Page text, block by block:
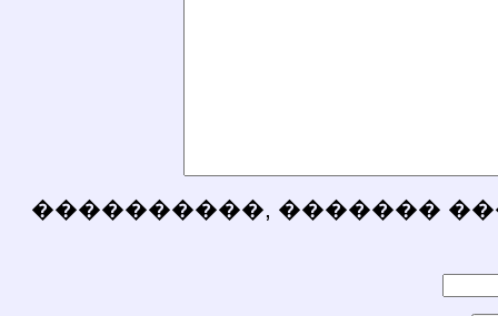
����������, �������